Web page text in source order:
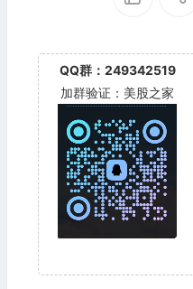
QQ群：249342519
加群验证：美股之家